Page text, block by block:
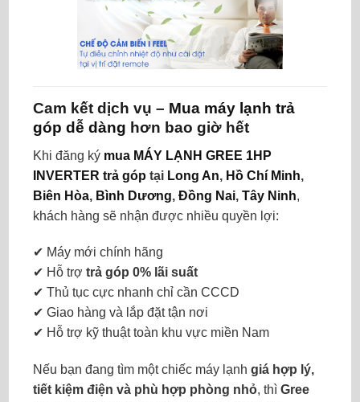
Cam kết dịch vụ – Mua máy lạnh trả
góp dễ dàng hơn bao giờ hết
Khi đăng ký mua MÁY LẠNH GREE 1HP
INVERTER trả góp tại Long An, Hồ Chí Minh,
Biên Hòa, Bình Dương, Đồng Nai, Tây Ninh,
khách hàng sẽ nhận được nhiều quyền lợi:
✔ Máy mới chính hãng
✔ Hỗ trợ trả góp 0% lãi suất
✔ Thủ tục cực nhanh chỉ cần CCCD
✔ Giao hàng và lắp đặt tận nơi
✔ Hỗ trợ kỹ thuật toàn khu vực miền Nam
Nếu bạn đang tìm một chiếc máy lạnh giá hợp lý,
tiết kiệm điện và phù hợp phòng nhỏ, thì Gree